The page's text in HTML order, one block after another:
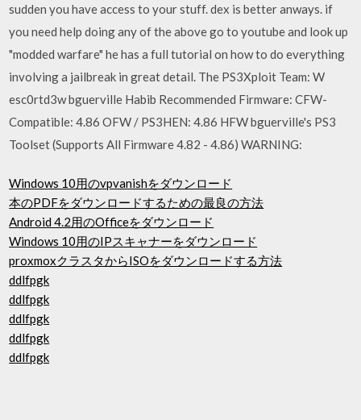
sudden you have access to your stuff. dex is better anways. if
you need help doing any of the above go to youtube and look up
"modded warfare" he has a full tutorial on how to do everything
involving a jailbreak in great detail. The PS3Xploit Team: W
esc0rtd3w bguerville Habib Recommended Firmware: CFW-
Compatible: 4.86 OFW / PS3HEN: 4.86 HFW bguerville's PS3
Toolset (Supports All Firmware 4.82 - 4.86) WARNING:
Windows 10用のvpvanishをダウンロード
本のPDFをダウンロードするための最良の方法
Android 4.2用のOfficeをダウンロード
Windows 10用のIPスキャナーをダウンロード
proxmoxクラスタからISOをダウンロードする方法
ddlfpgk
ddlfpgk
ddlfpgk
ddlfpgk
ddlfpgk